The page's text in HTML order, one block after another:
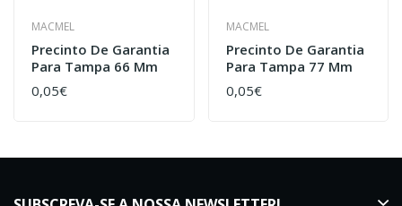
MACMEL
Precinto De Garantia
Para Tampa 66 Mm
0,05€
MACMEL
Precinto De Garantia
Para Tampa 77 Mm
0,05€